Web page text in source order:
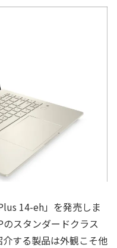
14-eh」を発売しま
スタンダードクラス
する製品は外観こそ他